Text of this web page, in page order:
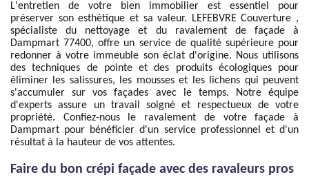
L'entretien de votre bien immobilier est essentiel pour
préserver son esthétique et sa valeur. LEFEBVRE Couverture ,
spécialiste du nettoyage et du ravalement de façade à
Dampmart 77400, offre un service de qualité supérieure pour
redonner à votre immeuble son éclat d'origine. Nous utilisons
des techniques de pointe et des produits écologiques pour
éliminer les salissures, les mousses et les lichens qui peuvent
s'accumuler sur vos façades avec le temps. Notre équipe
d'experts assure un travail soigné et respectueux de votre
propriété. Confiez-nous le ravalement de votre façade à
Dampmart pour bénéficier d'un service professionnel et d'un
résultat à la hauteur de vos attentes.
Faire du bon crépi façade avec des ravaleurs pros